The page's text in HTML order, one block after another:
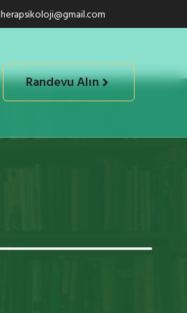
herapsikoloji@gmail.com
Randevu Alın